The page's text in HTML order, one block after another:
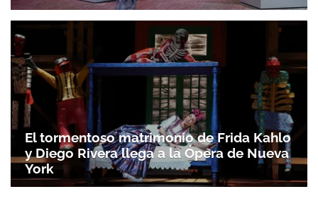
El tormentoso matrimonio de Frida Kahlo
y Diego Rivera llega a la Ópera de Nueva
York